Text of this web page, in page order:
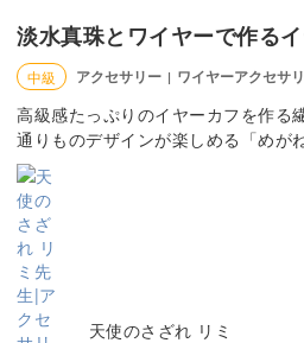
淡水真珠とワイヤーで作る
中級 アクセサリー | ワイヤーアクセサ
高級感たっぷりのイヤーカフを作る
通りものデザインが楽しめる「めが
天使のさざれ リミ